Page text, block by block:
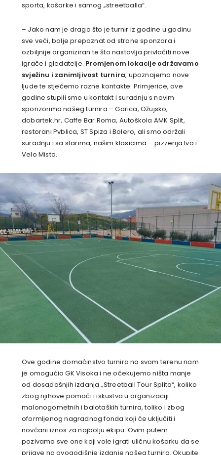
sporta, košarke i samog „streetballa“.
– Jako nam je drago što je turnir iz godine u godinu
sve veći, bolje prepoznat od strane sponzora i
ozbiljnije organiziran te što nastavlja privlačiti nove
igrače i gledatelje. Promjenom lokacije održavamo
svježinu i zanimljivost turnira, upoznajemo nove
ljude te stječemo razne kontakte. Primjerice, ove
godine stupili smo u kontakt i suradnju s novim
sponzorima našeg turnira – Garica, Ožujsko,
dobartek.hr, Caffe Bar Roma, Autoškola AMK Split,
restorani Pvblica, ST Spiza i Bolero, ali smo održali
suradnju i sa starima, našim klasicima – pizzerija Ivo i
Velo Misto.
Ove godine domaćinstvo turnira na svom terenu nam
je omogućio GK Visoka i ne očekujemo ništa manje
od dosadašnjih izdanja „Streetball Tour Splita“, koliko
zbog njihove pomoći i iskustva u organizaciji
malonogometnih i balotaških turnira, toliko i zbog
oformljenog nagradnog fonda koji će uključiti i
novčani iznos za najbolju ekipu. Ovim putem
pozivamo sve one koji vole igrati uličnu košarku da se
prijave na ovogodišnje izdanje našeg turnira. Okupite